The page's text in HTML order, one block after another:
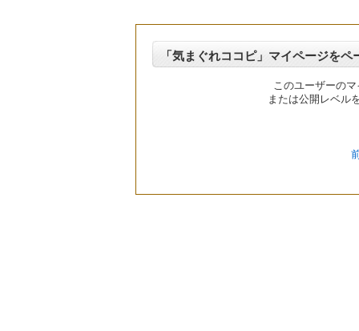
「気まぐれココピ」マイページを
このユーザーの
または公開レベル